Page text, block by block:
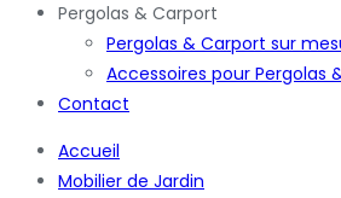
Pergolas & Carport
Pergolas & Carport sur
Accessoires pour Pergolas
Contact
Accueil
Mobilier de Jardin